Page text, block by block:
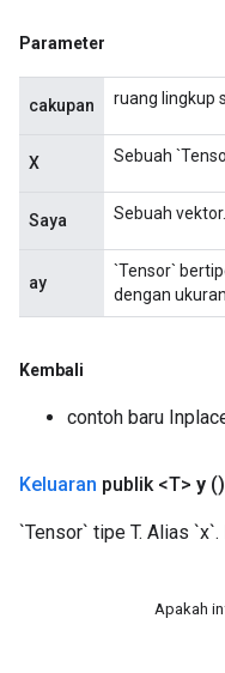
Parameter
cakupan ruang lingkup
X Sebuah
Saya Sebuah
ay
`Tensor`
dengan ukuran
Kembali
contoh baru
Keluaran publik <T> y ()
`Tensor` tipe T. Alias
Apakah